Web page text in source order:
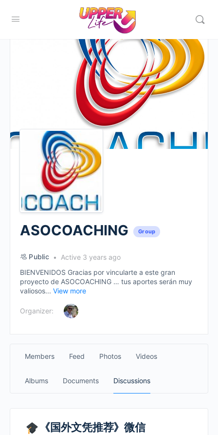
ASOCOACHING Group
Public
Active 3 years ago
BIENVENIDOS Gracias por vincularte a este gran
proyecto de ASOCOACHING … tus aportes serán muy
valiosos... View more
Organizer:
Members Feed Photos Videos
Albums Documents Discussions
《国外文凭推荐》微信